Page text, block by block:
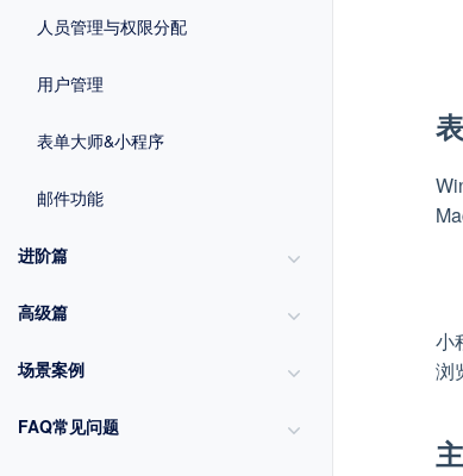
人员管理与权限分配
用户管理
表单大师&小程序
邮件功能
进阶篇
高级篇
场景案例
FAQ常见问题
小
浏